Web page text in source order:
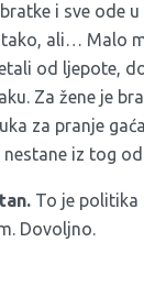
i sve ode
ali… Malo
od ljepote,
Za žene je
za pranje
iz tog
To je politika
Dovoljno.